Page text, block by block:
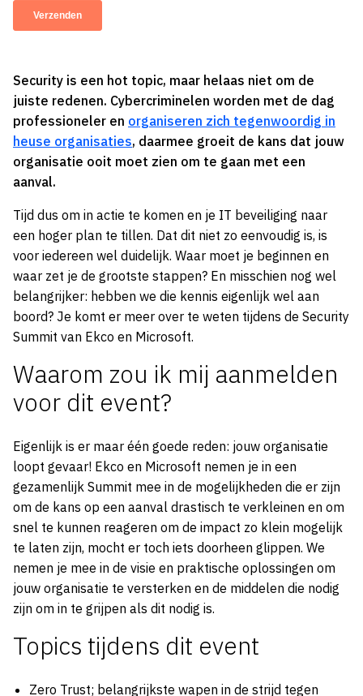
Security is een hot topic, maar helaas niet om de
juiste redenen. Cybercriminelen worden met de dag
professioneler en organiseren zich tegenwoordig in
heuse organisaties, daarmee groeit de kans dat jouw
organisatie ooit moet zien om te gaan met een
aanval.
Tijd dus om in actie te komen en je IT beveiliging naar
een hoger plan te tillen. Dat dit niet zo eenvoudig is, is
voor iedereen wel duidelijk. Waar moet je beginnen en
waar zet je de grootste stappen? En misschien nog wel
belangrijker: hebben we die kennis eigenlijk wel aan
boord? Je komt er meer over te weten tijdens de Security
Summit van Ekco en Microsoft.
Waarom zou ik mij aanmelden
voor dit event?
Eigenlijk is er maar één goede reden: jouw organisatie
loopt gevaar! Ekco en Microsoft nemen je in een
gezamenlijk Summit mee in de mogelijkheden die er zijn
om de kans op een aanval drastisch te verkleinen en om
snel te kunnen reageren om de impact zo klein mogelijk
te laten zijn, mocht er toch iets doorheen glippen. We
nemen je mee in de visie en praktische oplossingen om
jouw organisatie te versterken en de middelen die nodig
zijn om in te grijpen als dit nodig is.
Topics tijdens dit event
Zero Trust; belangrijkste wapen in de strijd tegen